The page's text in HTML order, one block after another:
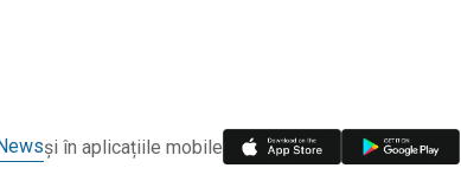
și în aplicațiile mobile